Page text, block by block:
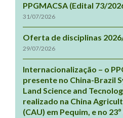
PPGMACSA (Edital 73/
31/07/2026
Oferta de disciplinas
29/07/2026
Internacionalização – o
presente no China-Brazil
Land Science and
realizado na China
(CAU) em Pequim, e no